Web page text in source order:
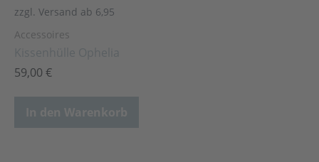
zzgl. Versand ab 6,95
Accessoires
59,00 €